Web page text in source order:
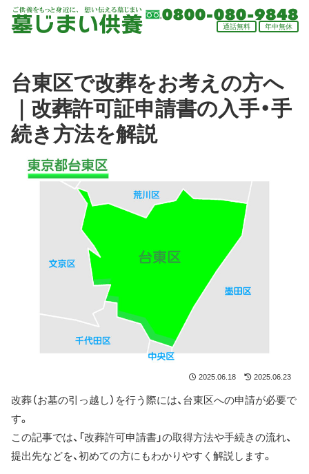
通話無料 年中無休
台東区で改葬をお考えの方へ
｜改葬許可証申請書の入手・手
続き方法を解説
2025.06.18 2025.06.23
改葬（お墓の引っ越し）を行う際には、台東区への申請が必要で
す。
この記事では、「改葬許可申請書」の取得方法や手続きの流れ、
提出先などを、初めての方にもわかりやすく解説します。